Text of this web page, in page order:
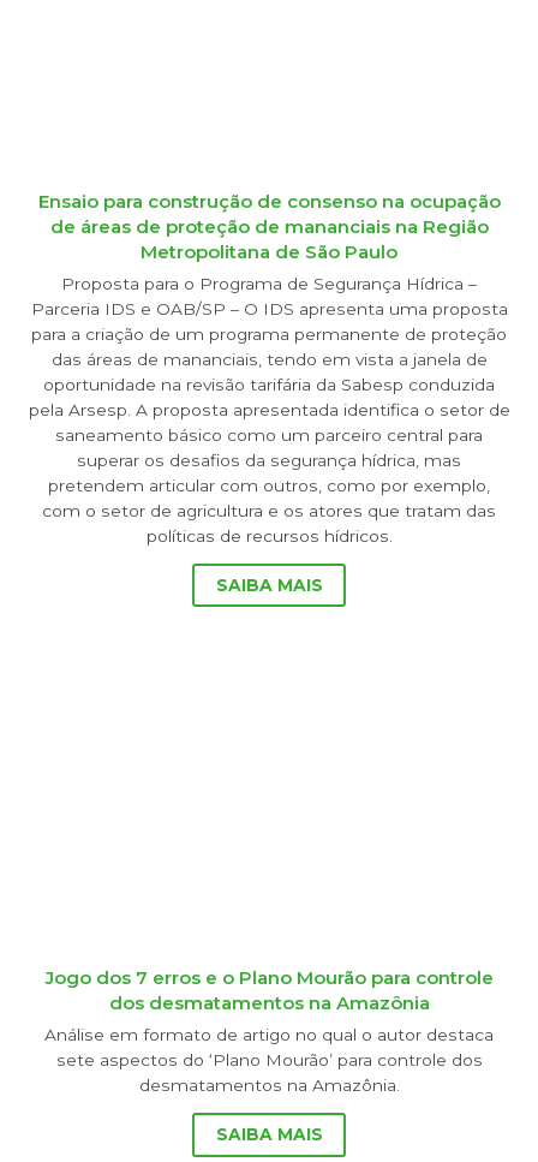
Ensaio para construção de consenso na ocupação
de áreas de proteção de mananciais na Região
Metropolitana de São Paulo
Proposta para o Programa de Segurança Hídrica –
Parceria IDS e OAB/SP – O IDS apresenta uma proposta
para a criação de um programa permanente de proteção
das áreas de mananciais, tendo em vista a janela de
oportunidade na revisão tarifária da Sabesp conduzida
pela Arsesp. A proposta apresentada identifica o setor de
saneamento básico como um parceiro central para
superar os desafios da segurança hídrica, mas
pretendem articular com outros, como por exemplo,
com o setor de agricultura e os atores que tratam das
políticas de recursos hídricos.
SAIBA MAIS
Jogo dos 7 erros e o Plano Mourão para controle
dos desmatamentos na Amazônia
Análise em formato de artigo no qual o autor destaca
sete aspectos do ‘Plano Mourão’ para controle dos
desmatamentos na Amazônia.
SAIBA MAIS